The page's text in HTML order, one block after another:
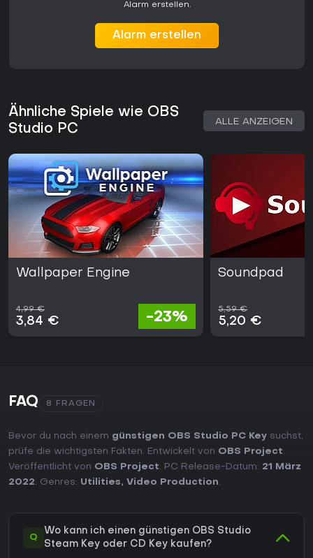
Alarm erstellen.
Alarm erstellen
Ähnliche Spiele wie OBS
Studio PC
ALLE ANZEIGEN
Wallpaper Engine
4,99 €
3,84 € -23%
Soundpad
5,59 €
5,20 €
FAQ 8 FRAGEN
Bevor du nach einem günstigen OBS Studio PC Key suchst,
prüfe die wichtigsten Fakten. Entwickelt von OBS Project.
Veröffentlicht von OBS Project. PC Release-Datum: 21 März
2022. Genres: Utilities, Video Production.
Q
Wo kann ich einen günstigen OBS Studio
Steam Key oder CD Key kaufen?